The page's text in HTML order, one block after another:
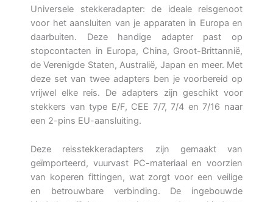
Universele stekkeradapter: de ideale reisgenoot
voor het aansluiten van je apparaten in Europa en
daarbuiten. Deze handige adapter past op
stopcontacten in Europa, China, Groot-Brittannië,
de Verenigde Staten, Australië, Japan en meer. Met
deze set van twee adapters ben je voorbereid op
vrijwel elke reis. De adapters zijn geschikt voor
stekkers van type E/F, CEE 7/7, 7/4 en 7/16 naar
een 2-pins EU-aansluiting.
Deze reisstekkeradapters zijn gemaakt van
geïmporteerd, vuurvast PC-materiaal en voorzien
van koperen fittingen, wat zorgt voor een veilige
en betrouwbare verbinding. De ingebouwde